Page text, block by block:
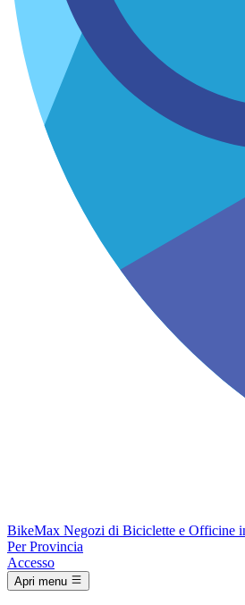
BikeMax Negozi di Biciclette e Officine
Per Provincia
Accesso
Apri menu